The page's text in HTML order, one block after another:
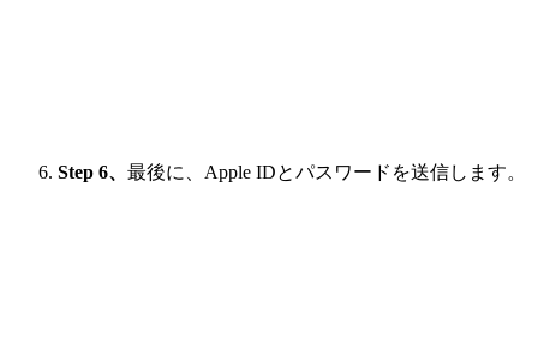
Step 6、 最後に、Apple IDとパスワードを送信します。